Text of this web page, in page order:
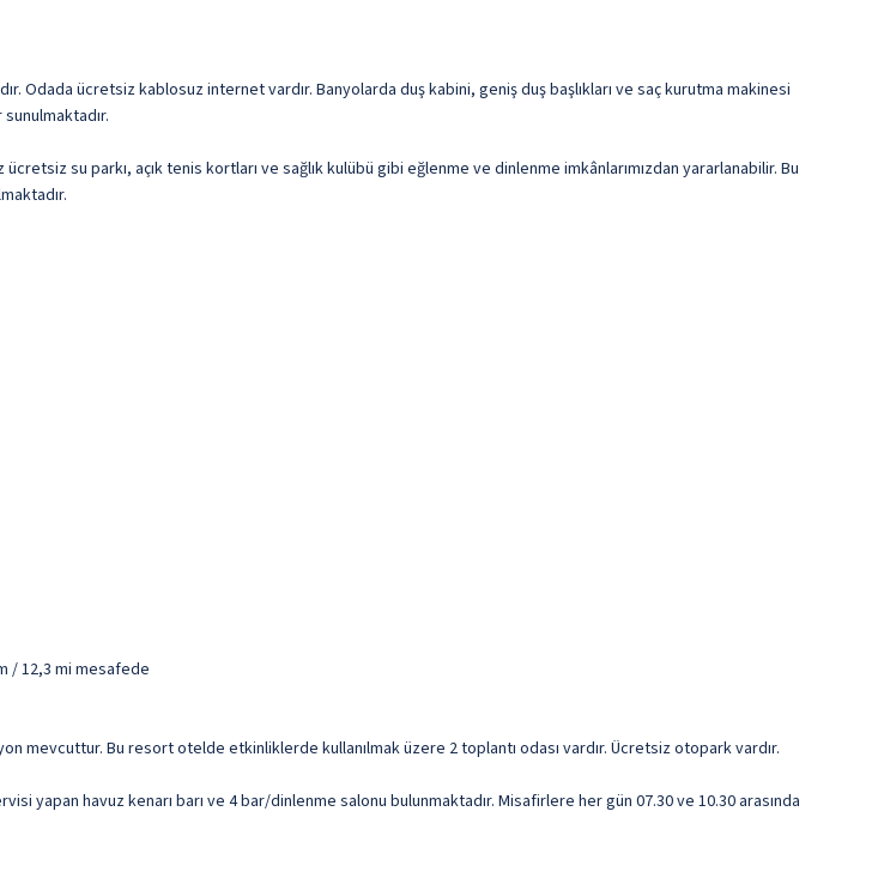
Odada ücretsiz kablosuz internet vardır. Banyolarda duş kabini, geniş duş başlıkları ve saç kurutma makinesi
su parkı, açık tenis kortları ve sağlık kulübü gibi eğlenme ve dinlenme imkânlarımızdan yararlanabilir. Bu
/ 12,3 mi mesafede
mevcuttur. Bu resort otelde etkinliklerde kullanılmak üzere 2 toplantı odası vardır. Ücretsiz otopark vardır.
havuz kenarı barı ve 4 bar/dinlenme salonu bulunmaktadır. Misafirlere her gün 07.30 ve 10.30 arasında